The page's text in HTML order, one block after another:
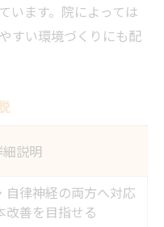
います。院によっては
すい環境づくりにも配
細説明
自律神経の両方へ対応
改善を目指せる